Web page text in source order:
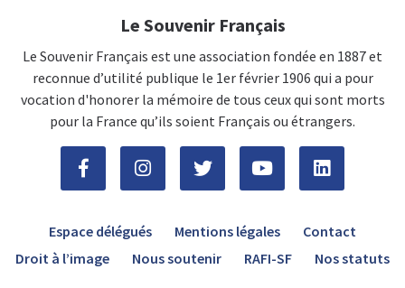
Le Souvenir Français
Le Souvenir Français est une association fondée en 1887 et
reconnue d’utilité publique le 1er février 1906 qui a pour
vocation d'honorer la mémoire de tous ceux qui sont morts
pour la France qu’ils soient Français ou étrangers.
Espace délégués Mentions légales
Contact
Droit à l’image
Nous soutenir RAFI-SF Nos statuts